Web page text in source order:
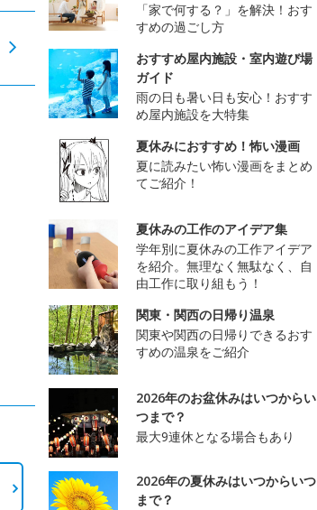
「家で何する？」を解決！おす
すめの過ごし方
おすすめ屋内施設・室内遊び場
ガイド
雨の日も暑い日も安心！おすす
め屋内施設を大特集
夏休みにおすすめ！怖い漫画
夏に読みたい怖い漫画をまとめ
てご紹介！
夏休みの工作のアイデア集
学年別に夏休みの工作アイデア
を紹介。無理なく無駄なく、自
由工作に取り組もう！
関東・関西の日帰り温泉
関東や関西の日帰りできるおす
すめの温泉をご紹介
2026年のお盆休みはいつからい
つまで？
最大9連休となる場合もあり
2026年の夏休みはいつからいつ
まで？